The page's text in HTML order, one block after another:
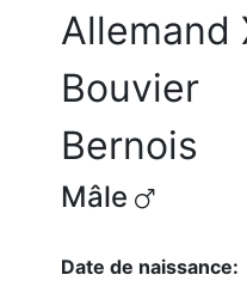
Allemand
Bouvier
Bernois
Mâle
Date de naissance: